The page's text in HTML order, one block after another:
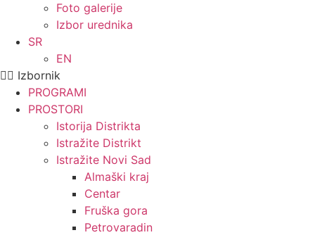
Foto galerije
Izbor urednika
SR
EN
Izbornik
PROGRAMI
PROSTORI
Istorija Distrikta
Istražite Distrikt
Istražite Novi Sad
Almaški kraj
Centar
Fruška gora
Petrovaradin